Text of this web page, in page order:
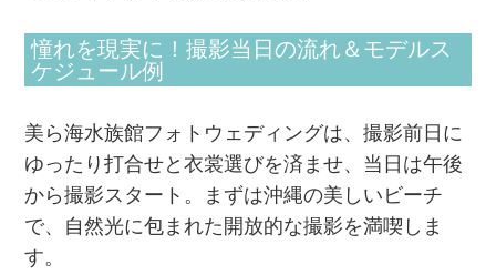
憧れを現実に！撮影当日の流れ＆モデルス
ケジュール例
美ら海水族館フォトウェディングは、撮影前日に
ゆったり打合せと衣裳選びを済ませ、当日は午後
から撮影スタート。まずは沖縄の美しいビーチ
で、自然光に包まれた開放的な撮影を満喫しま
す。